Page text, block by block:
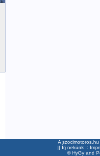
A
|| Írj nekünk ::
©HyGyand